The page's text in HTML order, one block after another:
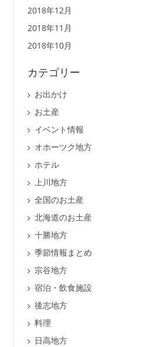
2018年12月
2018年11月
2018年10月
カテゴリー
お出かけ
お土産
イベント情報
オホーツク地方
ホテル
上川地方
全国のお土産
北海道のお土産
十勝地方
季節情報まとめ
宗谷地方
宿泊・飲食施設
後志地方
料理
日高地方